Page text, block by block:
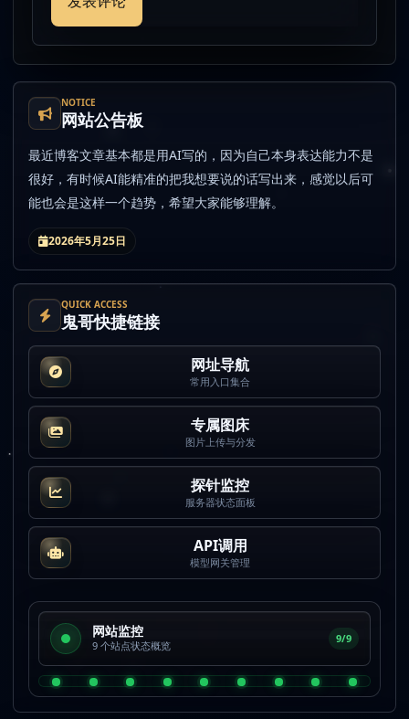
NOTICE
网站公告板
最近博客文章基本都是用AI写的，因为自己本身表达能力不是
很好，有时候AI能精准的把我想要说的话写出来，感觉以后可
能也会是这样一个趋势，希望大家能够理解。
2026年5月25日
QUICK ACCESS
鬼哥快捷链接
网址导航
常用入口集合
专属图床
图片上传与分发
探针监控
服务器状态面板
API调用
模型网关管理
网站监控
9 个站点状态概览
9/9